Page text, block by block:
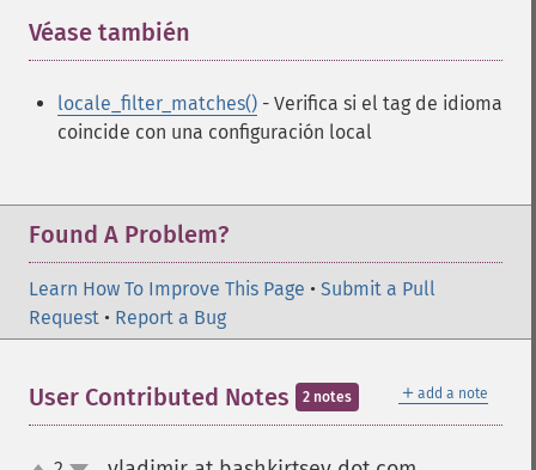
Véase también
locale_filter_matches() - Verifica si el tag de idioma
coincide con una configuración local
Found A Problem?
Learn How To Improve This Page • Submit a Pull
Request • Report a Bug
＋ add a note
User Contributed Notes 2 notes